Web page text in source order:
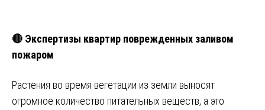
🔴 Экспертизы квартир поврежденных заливом
пожаром
Растения во время вегетации из земли выносят
огромное количество питательных веществ, а это